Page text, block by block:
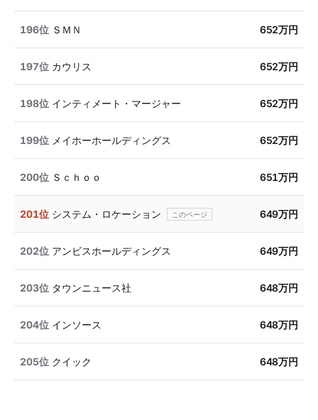
196位 ＳＭＮ 652万円
197位 カウリス 652万円
198位 インティメート・マージャー 652万円
199位 メイホーホールディングス 652万円
200位 Ｓｃｈｏｏ 651万円
201位 システム・ロケーション 649万円
202位 アンビスホールディングス 649万円
203位 タウンニュース社 648万円
204位 インソース 648万円
205位 クイック 648万円